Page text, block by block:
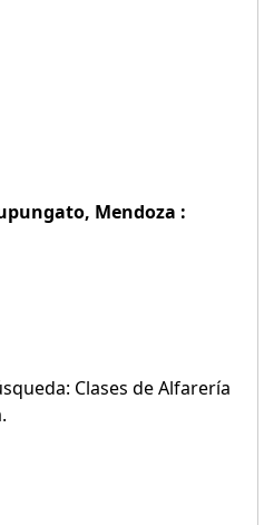
Mendoza :
Clases de Alfarería